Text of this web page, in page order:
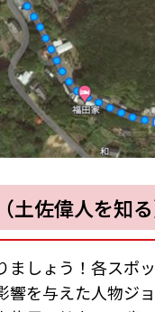
佐偉人を知る
ましょう！各スポ
響を与えた人物ジ